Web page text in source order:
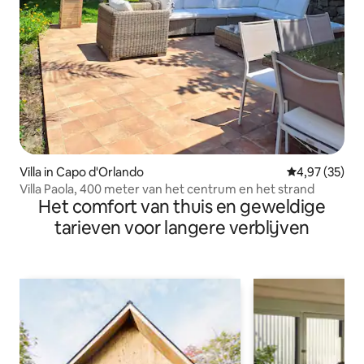
Villa in Capo d'Orlando Gemiddelde
4,97 (35)
Villa Paola, 400 meter van het centrum en het strand
Het comfort van thuis en geweldige
tarieven voor langere verblijven